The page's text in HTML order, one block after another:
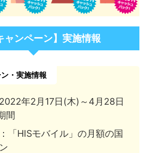
ャンペーン】実施情報
・実施情報
年2月17日(木)～4月28日
間
「HISモバイル」の月額の国